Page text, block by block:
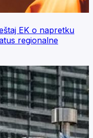
EK o napretku
regionalne